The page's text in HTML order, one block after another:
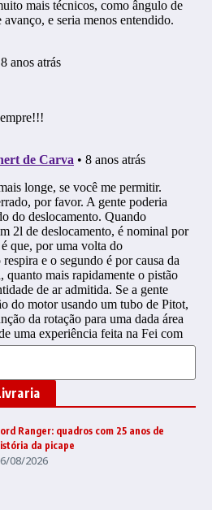
Ranger: quadros com 25 anos de
da picape
08/2026